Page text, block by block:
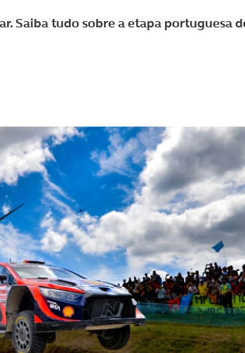
Saiba tudo sobre a etapa portuguesa